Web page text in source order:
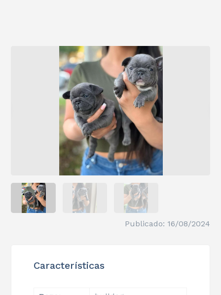
Publicado: 16/08/2024
Características